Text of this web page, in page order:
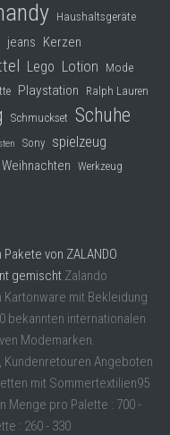
Haushaltsgeräte
jeans Kerzen
Lego Lotion Mode
Playstation Ralph Lauren
Schmuckset Schuhe
Sony spielzeug
Weihnachten Werkzeug
von ZALANDO
gemischt Zalando
Kartonware mit Bekleidung
bekannten internationalen
Modemarken.
Kundenretouren Angeboten
mit Sommertextilien95
Menge pro Palette : 700 -
: 260 - 330